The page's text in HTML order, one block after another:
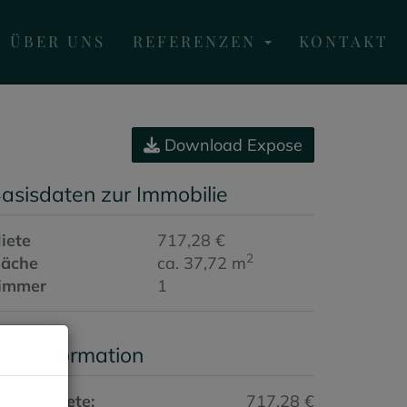
ÜBER UNS REFERENZEN KONTAKT
Download Expose
zur Immobilie
717,28 €
ca. 37,72 m2
1
Preisinformation
717,28 €